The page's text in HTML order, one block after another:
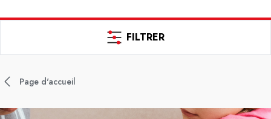
FILTRER
Page d'accueil